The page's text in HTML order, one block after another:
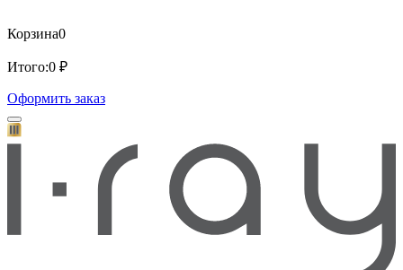
Корзина0
Итого:0 ₽
Оформить заказ